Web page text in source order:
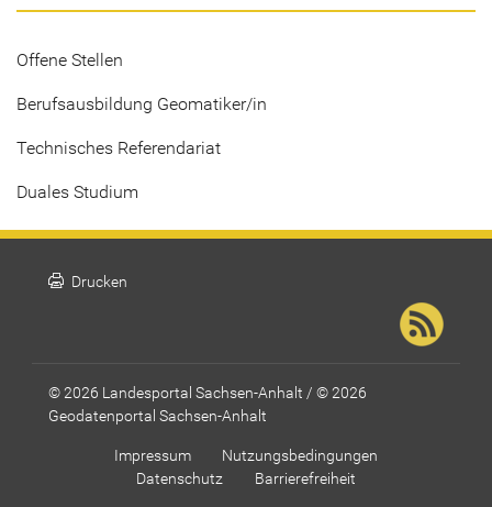
Offene Stellen
Berufsausbildung Geomatiker/in
Technisches Referendariat
Duales Studium
print Drucken
© 2026 Landesportal Sachsen-Anhalt / © 2026
Geodatenportal Sachsen-Anhalt
Impressum
Nutzungsbedingungen
Datenschutz
Barrierefreiheit